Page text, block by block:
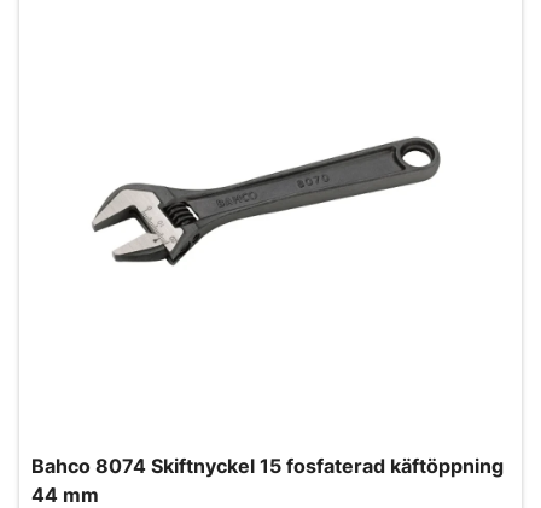
Bahco 8074 Skiftnyckel 15 fosfaterad käftöppning
44 mm